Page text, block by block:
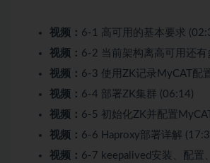
视频： 6-1 高可用的基本要求
视频： 6-2 当前架构离高可用还有
视频： 6-3 使用ZK记录MyCAT配
视频： 6-4 部署ZK集群 (06:14)
视频： 6-5 初始化ZK并配置
视频： 6-6 Haproxy部署详解
视频： 6-7 keepalived安装、配置